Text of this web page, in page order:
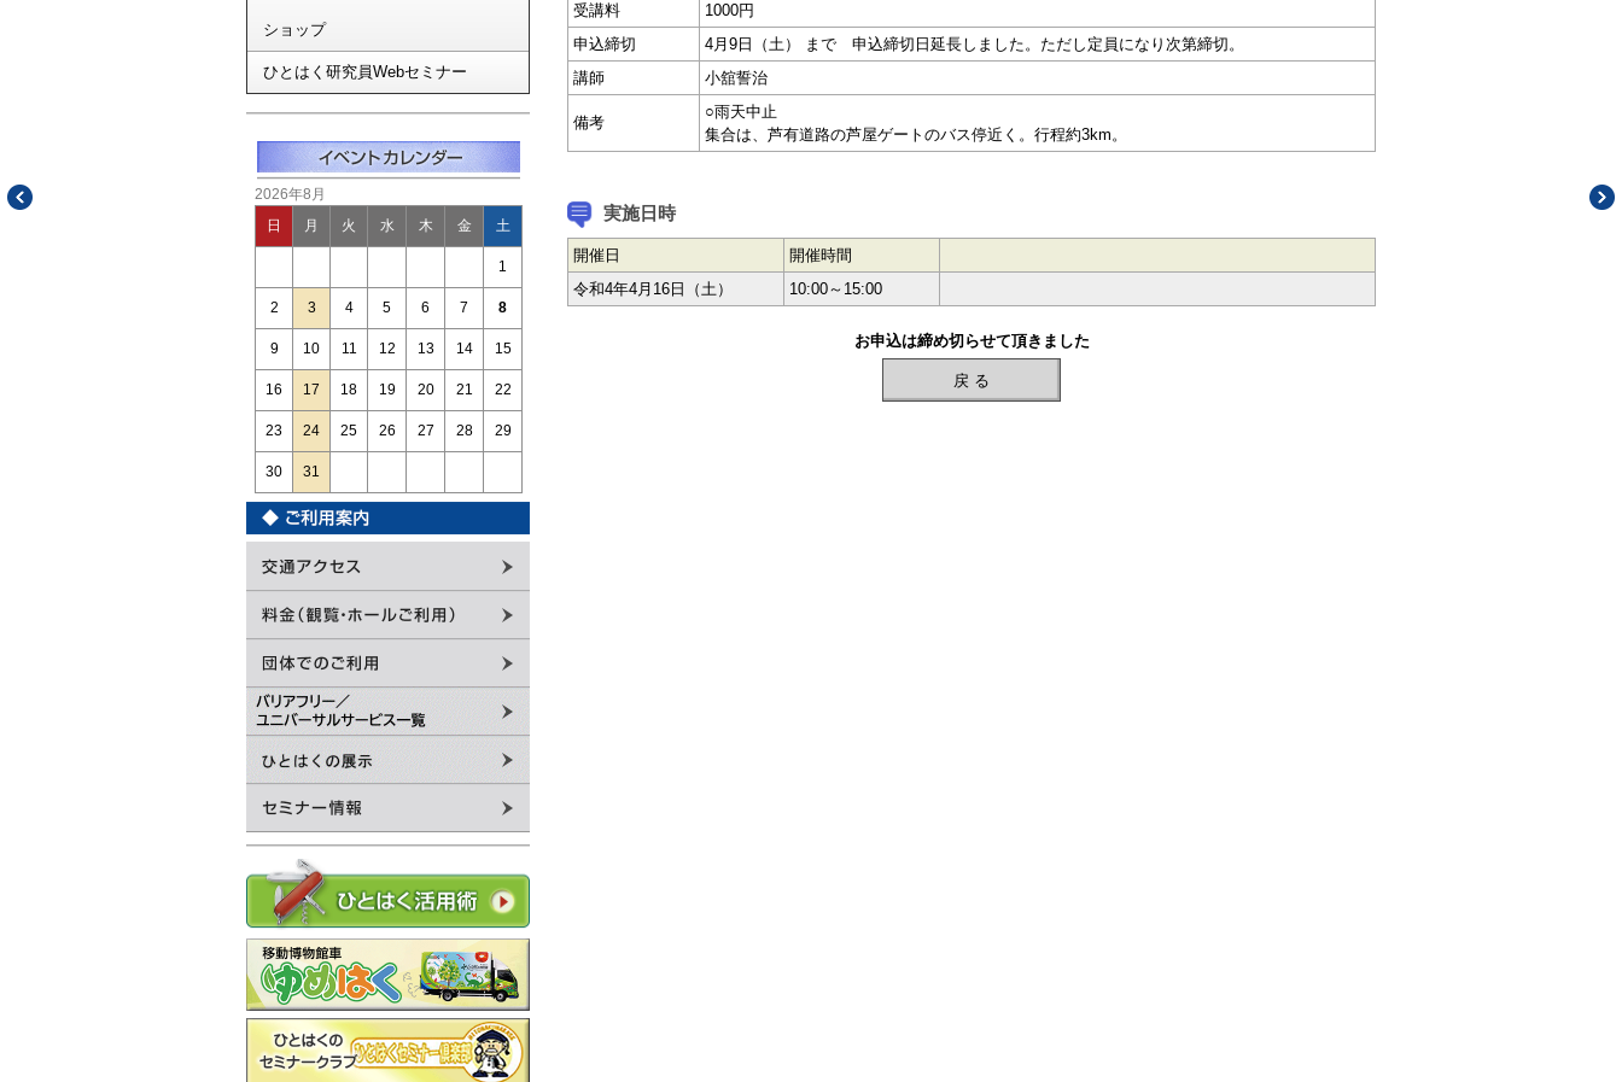
ショップ
ひとはく研究員Webセミナー
2026年8月
日 月 火 水 木 金 土
1
2 3 4 5 6 7 8
9 10 11 12 13 14 15
16 17 18 19 20 21 22
23 24 25 26 27 28 29
30 31
受講料
1000円
申込締切
4月9日（土） まで 申込締切日延長しました。ただし定員になり次第締切。
講師
小舘誓治
備考
○雨天中止
集合は、芦有道路の芦屋ゲートのバス停近く。行程約3km。
実施日時
開催日
開催時間
令和4年4月16日（土）
10:00～15:00
お申込は締め切らせて頂きました
戻 る